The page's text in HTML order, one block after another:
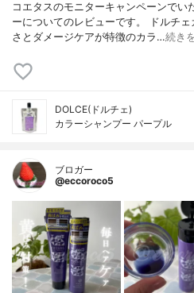
コエタスのモニターキャンペーンでい
ーについてのレビューです。 ドルチ
さとダメージケアが特徴のカラ…続き
DOLCE(ドルチェ)
カラーシャンプー パープル
ブロガー
@eccoroco5